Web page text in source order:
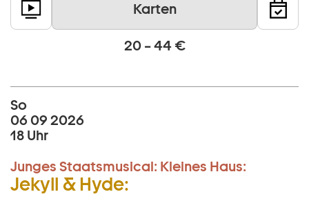
Karten
20 – 44 €
So
06 09 2026
18 Uhr
Junges Staatsmusical: Kleines Haus:
Jekyll & Hyde: